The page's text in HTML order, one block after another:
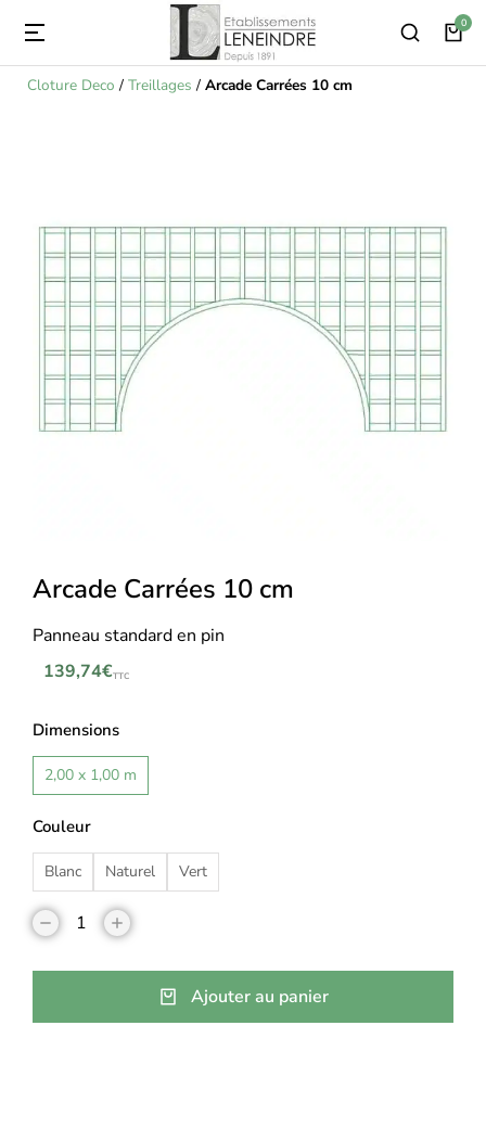
Cloture Deco / Treillages / Arcade Carrées 10 cm
Arcade Carrées 10 cm
Panneau standard en pin
139,74€TTC
Dimensions
2,00 x 1,00 m
Couleur
Blanc Naturel Vert
Ajouter au panier